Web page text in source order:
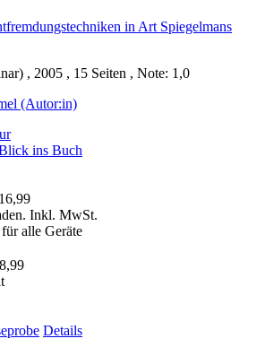
, 2005 , 15 Seiten , Note: 1,0
(Autor:in)
ins Buch
Inkl. MwSt.
alle Geräte
Details